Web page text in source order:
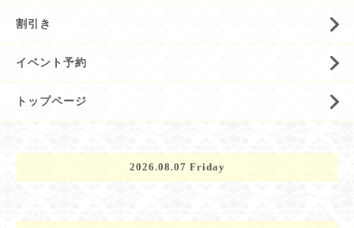
割引き
イベント予約
トップページ
2026.08.07 Friday